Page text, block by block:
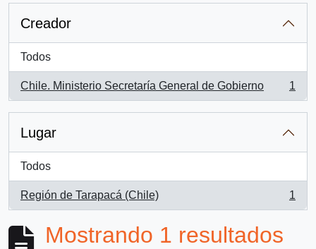
Creador
Todos
Chile. Ministerio Secretaría General de Gobierno
, 1 resultados
1
Lugar
Todos
Región de Tarapacá (Chile)
, 1 resultados
1
Mostrando 1 resultados